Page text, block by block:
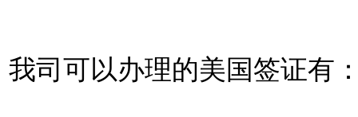
我司可以办理的美国签证有